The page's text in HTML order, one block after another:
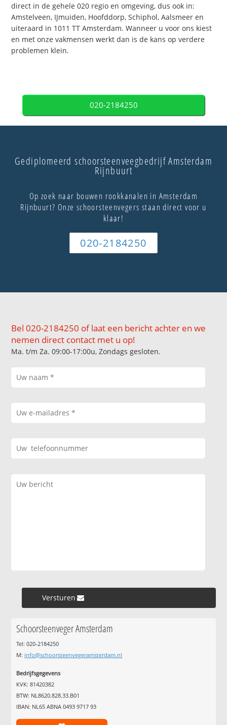
direct in de gehele 020 regio en omgeving, dus ook in:
Amstelveen, IJmuiden, Hoofddorp, Schiphol, Aalsmeer en
uiteraard in 1011 TT Amsterdam. Wanneer u voor ons kiest
en met onze vakmensen werkt dan is de kans op verdere
problemen klein.
020-2184250
Gediplomeerd schoorsteenveegbedrijf Amsterdam
Rijnbuurt
Op zoek naar bouwen rookkanalen in Amsterdam
Rijnbuurt? Onze schoorsteenvegers staan direct voor u
klaar!
020-2184250
Bel 020-2184250 of laat een bericht achter en we
nemen direct contact met u op!
Ma. t/m Za. 09:00-17:00u, Zondags gesloten.
Versturen »
Schoorsteenveger Amsterdam
Tel: 020-2184250
M: info@schoorsteenvegeramsterdam.nl
Bedrijfsgegevens
KVK: 81420382
BTW: NL8620.828.33.B01
IBAN: NL65 ABNA 0493 9717 93